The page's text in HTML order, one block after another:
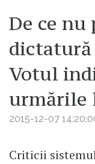
De ce nu
Votul
urmările
2015-12-07
Criticii